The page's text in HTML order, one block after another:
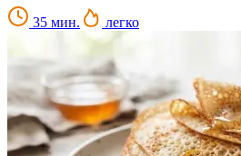
35 мин. легко